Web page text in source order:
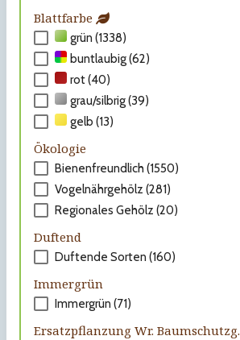
Blattfarbe
grün (1338)
buntlaubig (62)
rot (40)
grau/silbrig (39)
gelb (13)
Ökologie
Bienenfreundlich (1550)
Vogelnährgehölz (281)
Regionales Gehölz (20)
Duftend
Duftende Sorten (160)
Immergrün
Immergrün (71)
Ersatzpflanzung Wr. Baumschutzg.